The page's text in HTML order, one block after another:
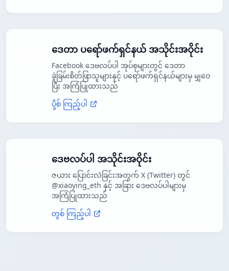
ဒေတာ ပရော်ဖက်ရှင်နယ် အသိုင်းအဝိုင်း
Facebook ဒေဗလပ်ပါ အုပ်စုများတွင် ဒေတာ
ခွဲခြမ်းစိတ်ဖြာသူများနှင့် ပရော်ဖက်ရှင်နယ်များမှ မျှဝေ
ပြီး အကြံပြုထားသည်
ပို့စ် ကြည့်ပါ
ဒေဗလပ်ပါ အသိုင်းအဝိုင်း
ဇယား ပြောင်းလဲခြင်းအတွက် X (Twitter) တွင်
@xiaoying_eth နှင့် အခြား ဒေဗလပ်ပါများမှ
အကြံပြုထားသည်
တွစ် ကြည့်ပါ